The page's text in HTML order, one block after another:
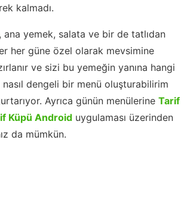
kalmadı.
, ana yemek, salata ve bir de tatlıdan
her güne özel olarak mevsimine
ve sizi bu yemeğin yanına hangi
nasıl dengeli bir menü oluşturabilirim
Ayrıca günün menülerine Tarif
Küpü Android uygulaması üzerinden
da mümkün.